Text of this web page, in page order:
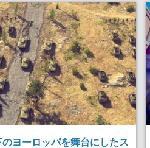
ヨーロッパを舞台にしたス